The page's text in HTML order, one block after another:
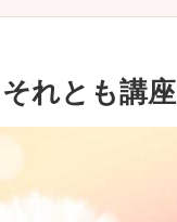
れとも講